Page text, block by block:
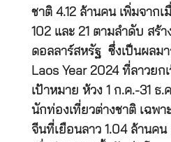
ชาติ 4.12 ล้านคน เพิ่มจาก
102 และ 21 ตามลำดับ สร้
ดอลลาร์สหรัฐ ซึ่งเป็นผลม
Laos Year 2024 ที่ลาวยก
เป้าหมาย ห้วง 1 ก.ค.-31 ธ
นักท่องเที่ยวต่างชาติ เฉพ
จีนที่เยือนลาว 1.04 ล้านคน